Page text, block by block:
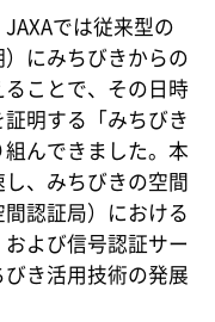
では従来型の
にみちびきからの
ることで、その日時
明する「みちびき
んできました。本
、みちびきの空間
認証局）における
よび信号認証サー
き活用技術の発展